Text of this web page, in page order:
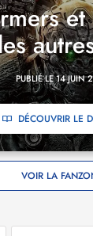
PUBLIÉ LE 14 JUIN
DÉCOUVRIR LE
VOIR LA